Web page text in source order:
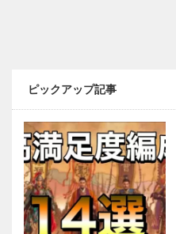
ピックアップ記事